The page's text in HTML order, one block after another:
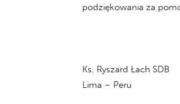
podziękowania za
Ks. Ryszard Łach SDB
Lima – Peru